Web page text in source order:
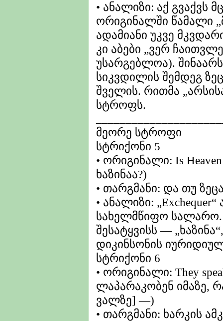
• ანალიზი: აქ გვაქვს
ორიგინალში წამალი
ადამიანი უკვე
კი აბები „ვერ
უსარგებლოა).
სიკვდილის შემდეგ
შველის. რითმა
სტროფს.
მეორე სტროფი
სტრიქონი 5
• ორიგინალი: Is Heaven
ხაზინაა?)
• თარგმანი: და თუ
• ანალიზი:
სახელმწიფო სალარო.
შესატყვისს —
დიკინსონის
სტრიქონი 6
• ორიგინალი: They
ლაპარაკობენ იმაზე,
ვალზე] —)
• თარგმანი: ხარკის